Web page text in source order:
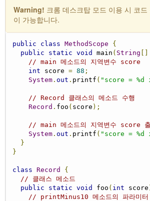
Warning! 크롬 데스크탑 모드 이용 시 코드
이 가능합니다.
public class MethodScope
{
public
static void main ( String
// main 메소드의 지역변수 score
int score = 88 ;
System . out . printf ( "score =
// Record 클래스의 메소드 수행
Record . foo ( score );
// main 메소드의 지역변수 score
System . out . printf ( "score =
}
}
class Record
{
// 클래스 메소드
public
static void foo ( int score
// printMinus10 메소드의 파라미